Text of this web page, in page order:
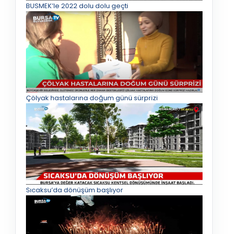
BUSMEK’le 2022 dolu dolu geçti
Çölyak hastalarına doğum günü sürprizi
Sıcaksu’da dönüşüm başlıyor